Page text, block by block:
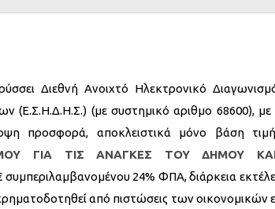
Διεθνή Ανοιχτό Ηλεκτρονικό
(Ε.Σ.Η.Δ.Η.Σ.) (με συστημικό αριθμο 68600),
προσφορά, αποκλειστικά μόνο βάση
ΓΙΑ ΤΙΣ ΑΝΑΓΚΕΣ ΤΟΥ ΔΗΜΟΥ
συμπεριλαμβανομένου 24% ΦΠΑ, διάρκεια
από πιστώσεις των οικονομικών